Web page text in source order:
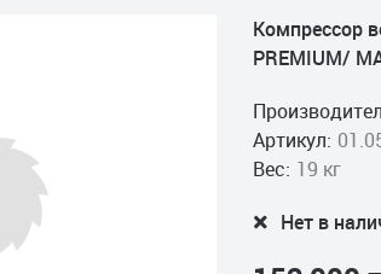
Компрессор
PREMIUM/
Артикул:
Вес: 19 кг
Нет в